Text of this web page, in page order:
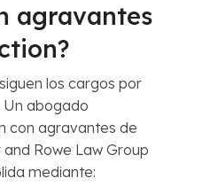
agravantes
los cargos por
abogado
con agravantes de
Rowe Law Group
mediante: